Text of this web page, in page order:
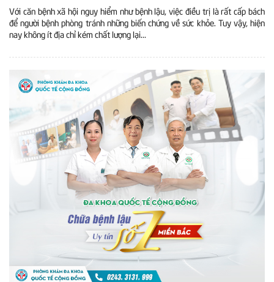
Với căn bệnh xã hội nguy hiểm như bệnh lậu, việc điều trị là rất cấp bách
để người bệnh phòng tránh những biến chứng về sức khỏe. Tuy vậy, hiện
nay không ít địa chỉ kém chất lượng lại...